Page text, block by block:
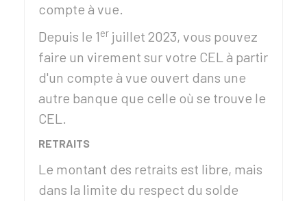
compte à vue.
Depuis le 1er juillet 2023, vous pouvez
faire un virement sur votre CEL à partir
d'un compte à vue ouvert dans une
autre banque que celle où se trouve le
CEL.
RETRAITS
Le montant des retraits est libre, mais
dans la limite du respect du solde